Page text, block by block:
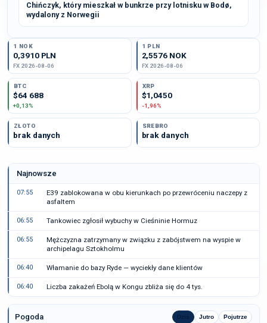
Chińczyk, który mieszkał w bunkrze przy lotnisku w Bodø,
wydalony z Norwegii
1 NOK
0,3910 PLN
FX 2026-08-06
1 PLN
2,5576 NOK
FX 2026-08-06
BTC
$64 688
+0,13%
XRP
$1,0450
-1,96%
ZŁOTO
brak danych
SREBRO
brak danych
Najnowsze
07:55
E39 zablokowana w obu kierunkach po przewróceniu naczepy z
asfaltem
06:55 Tankowiec zgłosił wybuchy w Cieśninie Hormuz
06:55
Mężczyzna zatrzymany w związku z zabójstwem na wyspie w
archipelagu Sztokholmu
06:40 Włamanie do bazy Ryde — wyciekły dane klientów
06:40 Liczba zakażeń Ebolą w Kongu zbliża się do 4 tys.
Pogoda Dziś Jutro Pojutrze